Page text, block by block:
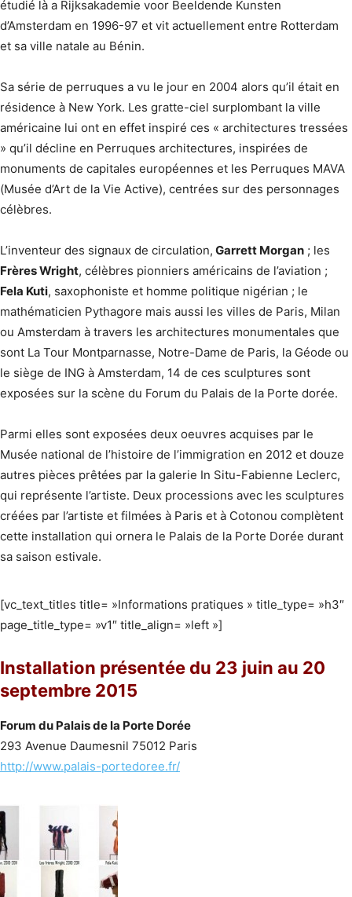
étudié là a Rijksakademie voor Beeldende Kunsten
d’Amsterdam en 1996-97 et vit actuellement entre Rotterdam
et sa ville natale au Bénin.
Sa série de perruques a vu le jour en 2004 alors qu’il était en
résidence à New York. Les gratte-ciel surplombant la ville
américaine lui ont en effet inspiré ces « architectures tressées
» qu’il décline en Perruques architectures, inspirées de
monuments de capitales européennes et les Perruques MAVA
(Musée d’Art de la Vie Active), centrées sur des personnages
célèbres.
L’inventeur des signaux de circulation, Garrett Morgan ; les
Frères Wright, célèbres pionniers américains de l’aviation ;
Fela Kuti, saxophoniste et homme politique nigérian ; le
mathématicien Pythagore mais aussi les villes de Paris, Milan
ou Amsterdam à travers les architectures monumentales que
sont La Tour Montparnasse, Notre-Dame de Paris, la Géode ou
le siège de ING à Amsterdam, 14 de ces sculptures sont
exposées sur la scène du Forum du Palais de la Porte dorée.
Parmi elles sont exposées deux oeuvres acquises par le
Musée national de l’histoire de l’immigration en 2012 et douze
autres pièces prêtées par la galerie In Situ-Fabienne Leclerc,
qui représente l’artiste. Deux processions avec les sculptures
créées par l’artiste et filmées à Paris et à Cotonou complètent
cette installation qui ornera le Palais de la Porte Dorée durant
sa saison estivale.
[vc_text_titles title= »Informations pratiques » title_type= »h3″
page_title_type= »v1″ title_align= »left »]
Installation présentée du 23 juin au 20
septembre 2015
Forum du Palais de la Porte Dorée
293 Avenue Daumesnil 75012 Paris
http://www.palais-portedoree.fr/